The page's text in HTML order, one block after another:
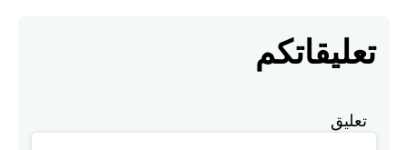
تعليقاتكم
تعليق